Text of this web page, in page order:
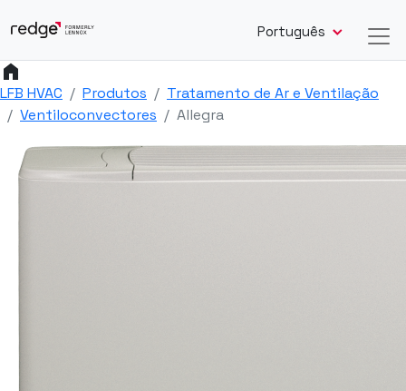
Português
home
LFB HVAC Produtos
Tratamento de Ar e Ventilação
Ventiloconvectores
Allegra